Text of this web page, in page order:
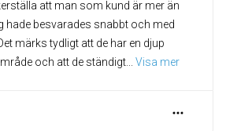
att man som kund är mer än
hade besvarades snabbt och med
märks tydligt att de har en djup
och att de ständigt
Visa mer